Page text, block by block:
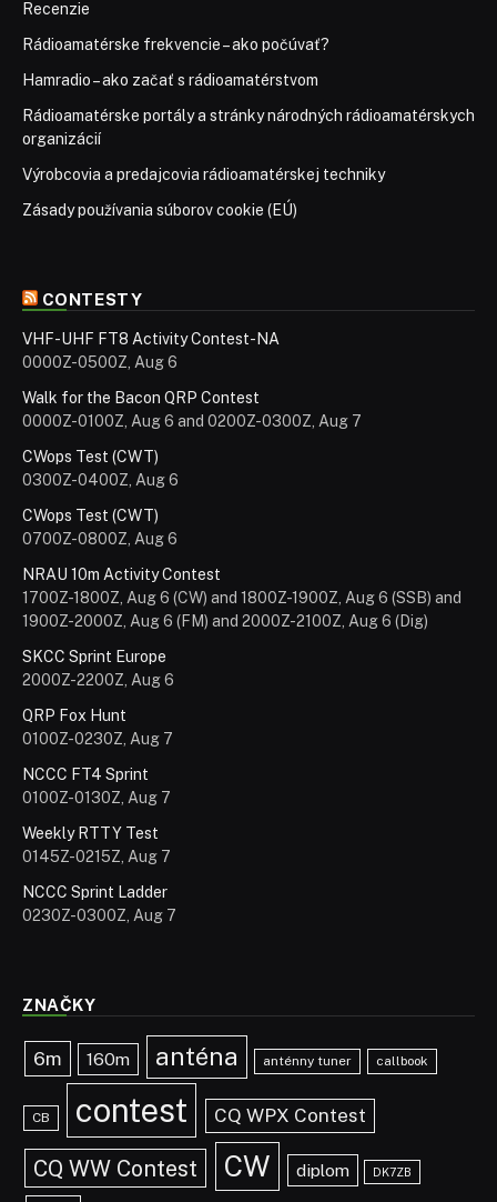
Recenzie
Rádioamatérske frekvencie – ako počúvať?
Hamradio – ako začať s rádioamatérstvom
Rádioamatérske portály a stránky národných rádioamatérskych
organizácií
Výrobcovia a predajcovia rádioamatérskej techniky
Zásady používania súborov cookie (EÚ)
CONTESTY
VHF-UHF FT8 Activity Contest-NA
0000Z-0500Z, Aug 6
Walk for the Bacon QRP Contest
0000Z-0100Z, Aug 6 and 0200Z-0300Z, Aug 7
CWops Test (CWT)
0300Z-0400Z, Aug 6
CWops Test (CWT)
0700Z-0800Z, Aug 6
NRAU 10m Activity Contest
1700Z-1800Z, Aug 6 (CW) and 1800Z-1900Z, Aug 6 (SSB) and
1900Z-2000Z, Aug 6 (FM) and 2000Z-2100Z, Aug 6 (Dig)
SKCC Sprint Europe
2000Z-2200Z, Aug 6
QRP Fox Hunt
0100Z-0230Z, Aug 7
NCCC FT4 Sprint
0100Z-0130Z, Aug 7
Weekly RTTY Test
0145Z-0215Z, Aug 7
NCCC Sprint Ladder
0230Z-0300Z, Aug 7
ZNAČKY
6m 160m anténa anténny tuner callbook
CB contest CQ WPX Contest
CQ WW Contest CW diplom DK7ZB